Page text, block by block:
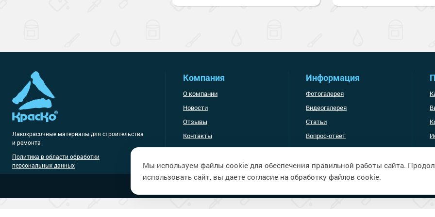
Лакокрасочные материалы для строительства
и ремонта
Компания
О компании
Новости
Отзывы
Контакты
Информация
Фотогалерея
Видеогалерея
Статьи
Вопрос-ответ
Доставка и оплата
Политика в области обработки
персональных данных
Мы используем файлы cookie для обеспечения правильной работы сайта.
использовать сайт, вы даете согласие на обработку файлов cookie.